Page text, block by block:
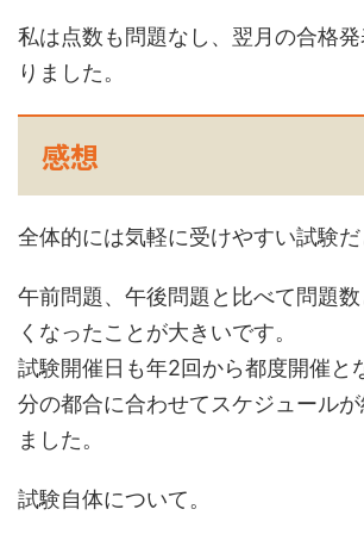
私は点数も問題なし、翌月の合格
りました。
感想
全体的には気軽に受けやすい試験だ
午前問題、午後問題と比べて問題
くなったことが大きいです。
試験開催日も年2回から都度開催と
分の都合に合わせてスケジュール
ました。
試験自体について。